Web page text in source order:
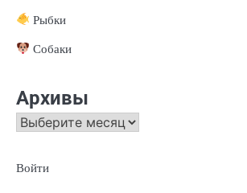
Рыбки
Собаки
Архивы
Архивы
Войти